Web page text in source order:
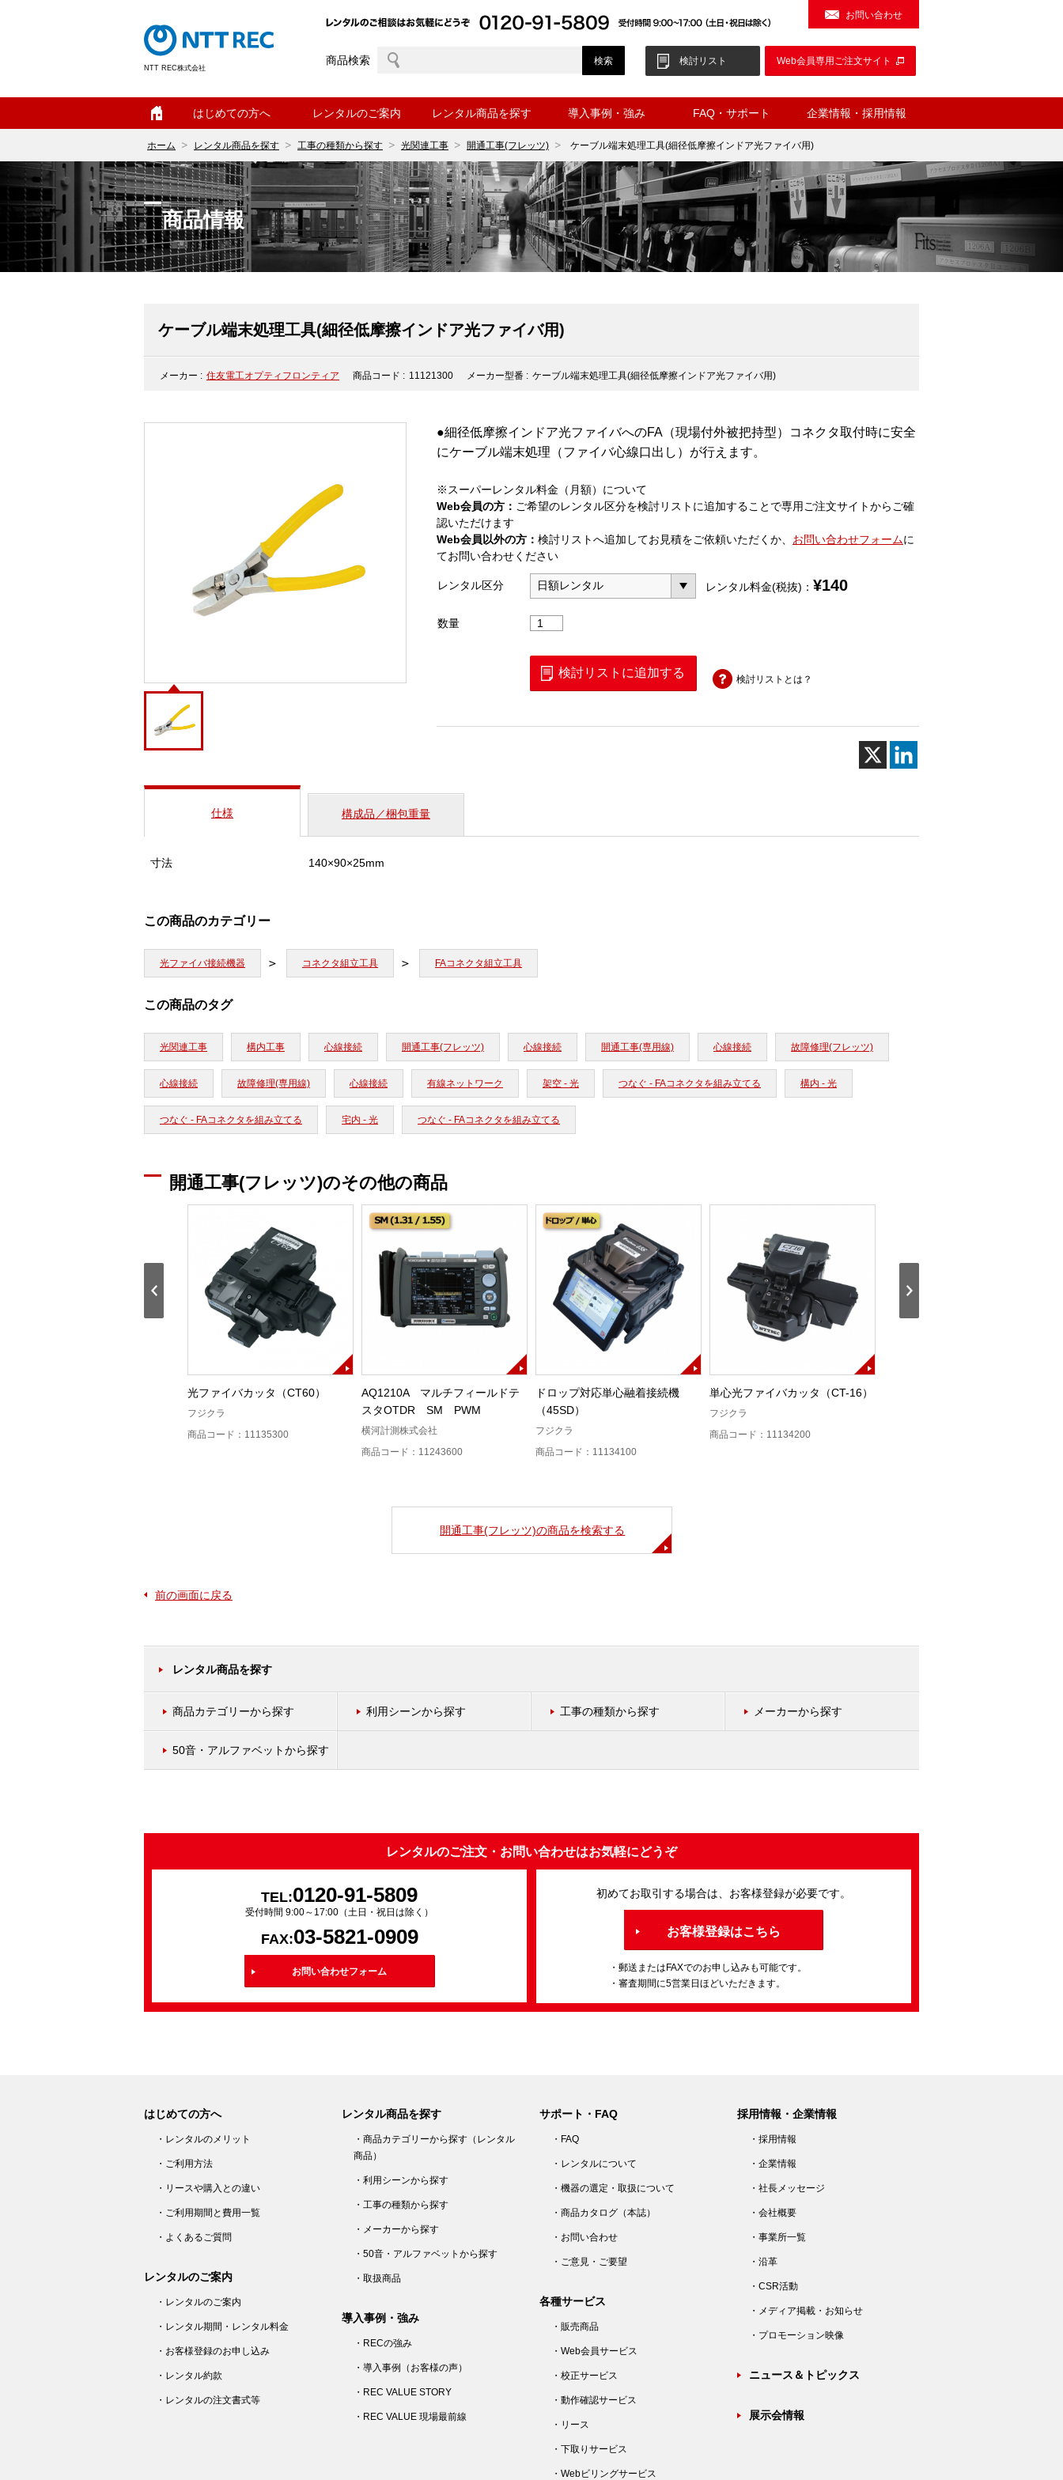
NTT REC株式会社
お問い合わせ
商品検索 検討リスト Web会員専用ご注文サイト
はじめての方へ レンタルのご案内 レンタル商品を探す 導入事例・強み FAQ・サポート 企業情報・採用情報
ホーム レンタル商品を探す 工事の種類から探す 光関連工事 開通工事(フレッツ) ケーブル端末処理工具(細径低摩擦インドア光ファイバ用)
商品情報
ケーブル端末処理工具(細径低摩擦インドア光ファイバ用)
メーカー : 住友電工オプティフロンティア 商品コード : 11121300 メーカー型番 : ケーブル端末処理工具(細径低摩擦インドア光ファイバ用)
●細径低摩擦インドア光ファイバへのFA（現場付外被把持型）コネクタ取付時に安全
にケーブル端末処理（ファイバ心線口出し）が行えます。
※スーパーレンタル料金（月額）について
Web会員の方： ご希望のレンタル区分を検討リストに追加することで専用ご注文サイトからご確
認いただけます
Web会員以外の方： 検討リストへ追加してお見積をご依頼いただくか、 お問い合わせフォームに
てお問い合わせください
レンタル区分 レンタル料金(税抜)： ¥140
数量
ケ
ブ
端
摩
個
検討リストに追加する 検討リストとは？
仕様 構成品／梱包重量
寸法 140×90×25mm
この商品のカテゴリー
光ファイバ接続機器 コネクタ組立工具 FAコネクタ組立工具
この商品のタグ
光関連工事 構内工事 心線接続 開通工事(フレッツ) 心線接続 開通工事(専用線) 心線接続 故障修理(フレッツ)
心線接続 故障修理(専用線) 心線接続 有線ネットワーク 架空 - 光 つなぐ - FAコネクタを組み立てる 構内 - 光
つなぐ - FAコネクタを組み立てる 宅内 - 光 つなぐ - FAコネクタを組み立てる
開通工事(フレッツ)のその他の商品
光ファイバカッタ（CT60）
フジクラ
商品コード：11135300
AQ1210A マルチフィールドテ
スタOTDR SM PWM
横河計測株式会社
商品コード：11243600
ドロップ対応単心融着接続機
（45SD）
フジクラ
商品コード：11134100
単心光ファイバカッタ（CT-16）
フジクラ
商品コード：11134200
開通工事(フレッツ)の商品を検索する
前の画面に戻る
レンタル商品を探す
商品カテゴリーから探す 利用シーンから探す 工事の種類から探す メーカーから探す
50音・アルファベットから探す
レンタルのご注文・お問い合わせはお気軽にどうぞ
TEL:0120-91-5809
受付時間 9:00～17:00（土日・祝日は除く）
FAX:03-5821-0909
お問い合わせフォーム
初めてお取引する場合は、お客様登録が必要です。
お客様登録はこちら
・郵送またはFAXでのお申し込みも可能です。
・審査期間に5営業日ほどいただきます。
はじめての方へ
・レンタルのメリット
・ご利用方法
・リースや購入との違い
・ご利用期間と費用一覧
・よくあるご質問
レンタルのご案内
・レンタルのご案内
・レンタル期間・レンタル料金
・お客様登録のお申し込み
・レンタル約款
・レンタルの注文書式等
レンタル商品を探す
・商品カテゴリーから探す（レンタル
商品）
・利用シーンから探す
・工事の種類から探す
・メーカーから探す
・50音・アルファベットから探す
・取扱商品
導入事例・強み
・RECの強み
・導入事例（お客様の声）
・REC VALUE STORY
・REC VALUE 現場最前線
サポート・FAQ
・FAQ
・レンタルについて
・機器の選定・取扱について
・商品カタログ（本誌）
・お問い合わせ
・ご意見・ご要望
各種サービス
・販売商品
・Web会員サービス
・校正サービス
・動作確認サービス
・リース
・下取りサービス
・Webビリングサービス
採用情報・企業情報
・採用情報
・企業情報
・社長メッセージ
・会社概要
・事業所一覧
・沿革
・CSR活動
・メディア掲載・お知らせ
・プロモーション映像
ニュース＆トピックス
展示会情報